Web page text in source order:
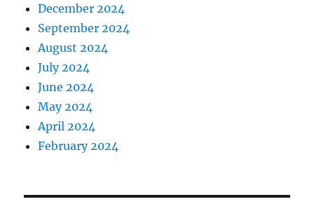
December 2024
September 2024
August 2024
July 2024
June 2024
May 2024
April 2024
February 2024